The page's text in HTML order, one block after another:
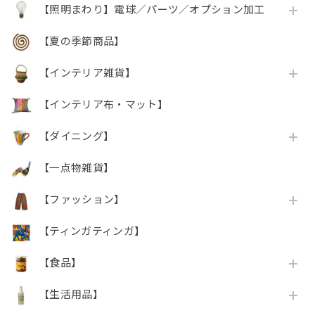
【照明まわり】電球／パーツ／オプション加工
【夏の季節商品】
【インテリア雑貨】
【インテリア布・マット】
【ダイニング】
【一点物雑貨】
【ファッション】
【ティンガティンガ】
【食品】
【生活用品】